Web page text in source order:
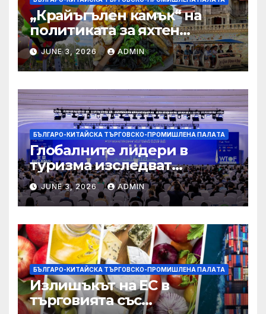
„Крайъгълен камък“ на
политиката за яхтен
туризъм на GBA
JUNE 3, 2026 ADMIN
БЪЛГАРО-КИТАЙСКА ТЪРГОВСКО-ПРОМИШЛЕНА ПАЛAТА
Глобалните лидери в
туризма изследват
бъдещето на пътуването,
управлявано от AI
JUNE 3, 2026 ADMIN
БЪЛГАРО-КИТАЙСКА ТЪРГОВСКО-ПРОМИШЛЕНА ПАЛAТА
Излишъкът на ЕС в
търговията със